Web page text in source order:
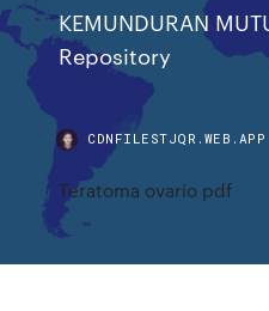
KEMUNDURAN
Repository
CDNFILESTJQR.WEB.APP
Teratoma ovario pdf